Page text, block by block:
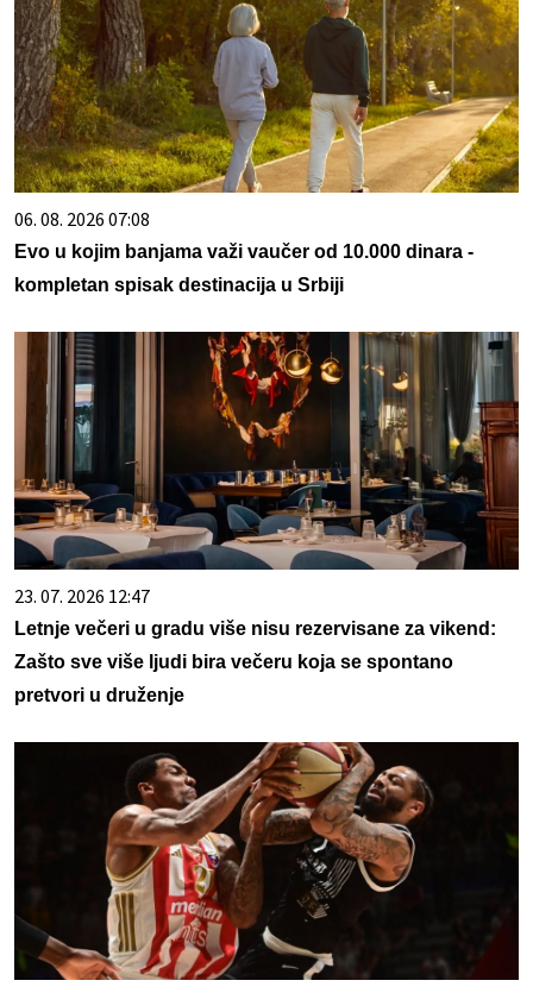
06. 08. 2026 07:08
Evo u kojim banjama važi vaučer od 10.000 dinara -
kompletan spisak destinacija u Srbiji
23. 07. 2026 12:47
Letnje večeri u gradu više nisu rezervisane za vikend:
Zašto sve više ljudi bira večeru koja se spontano
pretvori u druženje